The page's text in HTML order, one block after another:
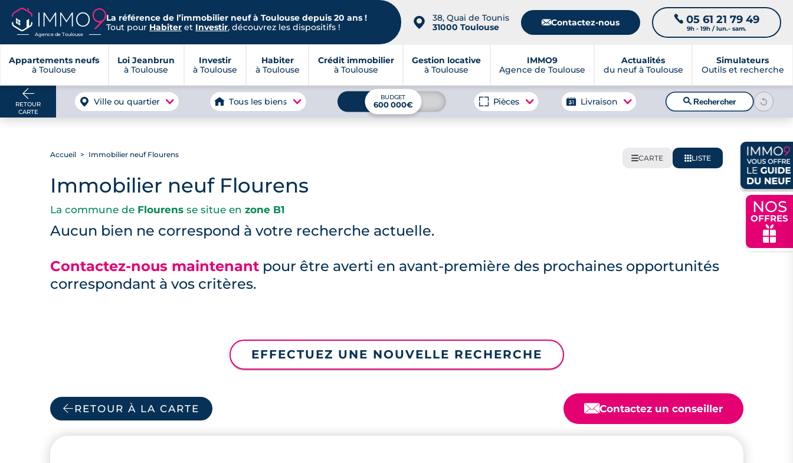
Agence de Toulouse
La référence de l’immobilier neuf à Toulouse depuis 20 ans !
Tout pour Habiter et Investir, découvrez les dispositifs ! 📍
38, Quai de Tounis
31000 Toulouse
📧Contactez-nous 📞 05 61 21 79 49
9h - 19h / lun.- sam.
Appartements neufs
à Toulouse
Loi Jeanbrun
à Toulouse
Investir
à Toulouse
Habiter
à Toulouse
Crédit immobilier
à Toulouse
Gestion locative
à Toulouse
IMMO9
Agence de Toulouse
Actualités
du neuf à Toulouse
Simulateurs
Outils et recherche
NOS
OFFRES
🎁
RETOUR
CARTE
Ville ou quartier Tous les biens BUDGET
600 000€ Pièces Livraison 🔍Rechercher
🌍CARTE 📋LISTE
Accueil Immobilier neuf Flourens
Immobilier neuf Flourens
La commune de Flourensse situe en zone B1
Aucun bien ne correspond à votre recherche actuelle.
Contactez-nous maintenantpour être averti en avant-première des prochaines opportunités
correspondant à vos critères.
EFFECTUEZ UNE NOUVELLE RECHERCHE
RETOUR À LA CARTE 📧Contactez un conseiller